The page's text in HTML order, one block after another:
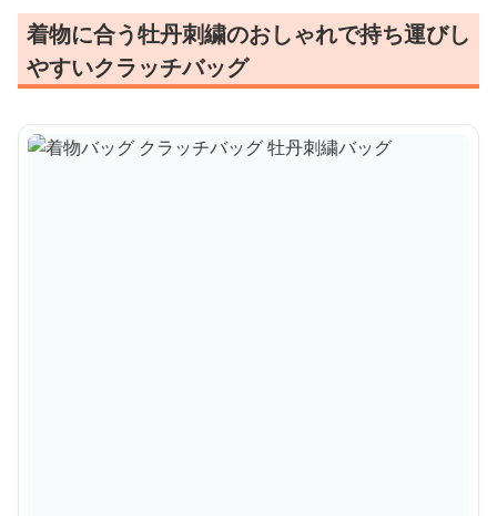
着物に合う牡丹刺繍のおしゃれで持ち運びし
やすいクラッチバッグ